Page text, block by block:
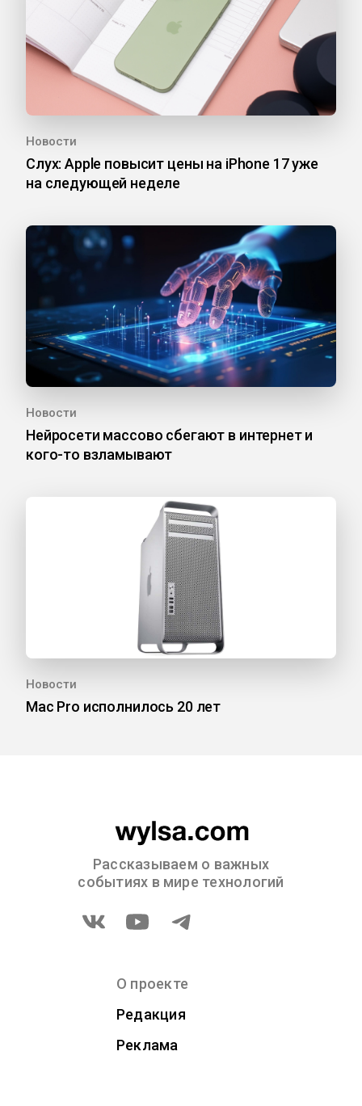
Новости
Слух: Apple повысит цены на iPhone 17 уже
на следующей неделе
Новости
Нейросети массово сбегают в интернет и
кого-то взламывают
Новости
Mac Pro исполнилось 20 лет
Рассказываем о важных
событиях в мире технологий
О проекте
Редакция
Реклама